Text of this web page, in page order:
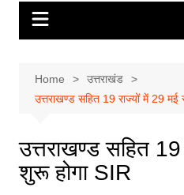
Home
उत्तराखंड
उत्तराखण्ड सहित 19 राज्यों में 29
उत्तराखण्ड सहित
शुरू होगा SIR